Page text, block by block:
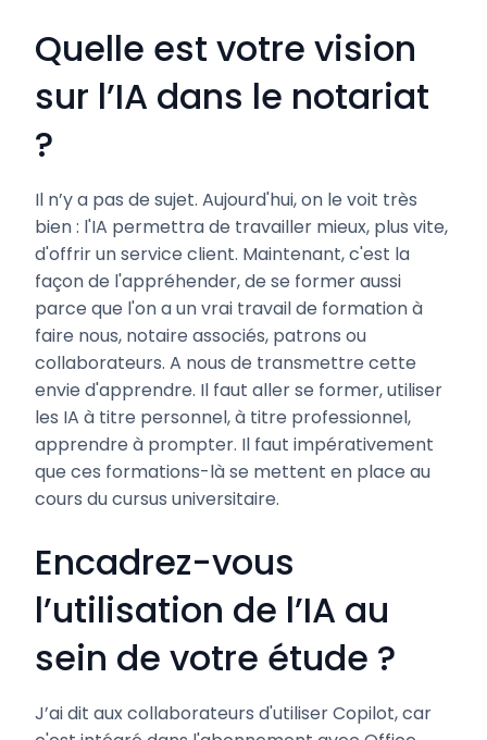
Quelle est votre vision
sur l’IA dans le notariat
?
Il n’y a pas de sujet. Aujourd'hui, on le voit très
bien : l'IA permettra de travailler mieux, plus vite,
d'offrir un service client. Maintenant, c'est la
façon de l'appréhender, de se former aussi
parce que l'on a un vrai travail de formation à
faire nous, notaire associés, patrons ou
collaborateurs. A nous de transmettre cette
envie d'apprendre. Il faut aller se former, utiliser
les IA à titre personnel, à titre professionnel,
apprendre à prompter. Il faut impérativement
que ces formations-là se mettent en place au
cours du cursus universitaire.
Encadrez-vous
l’utilisation de l’IA au
sein de votre étude ?
J’ai dit aux collaborateurs d'utiliser Copilot, car